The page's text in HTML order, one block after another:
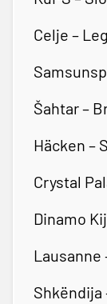
Celje –
Šahtar –
Häcken –
Crystal
Dinamo
Lausanne
Shkëndija